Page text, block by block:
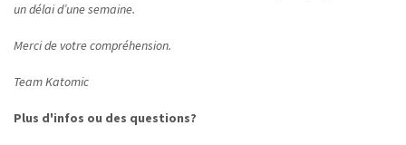
un délai d’une semaine.
Merci de votre compréhension.
Team Katomic
Plus d'infos ou des questions?